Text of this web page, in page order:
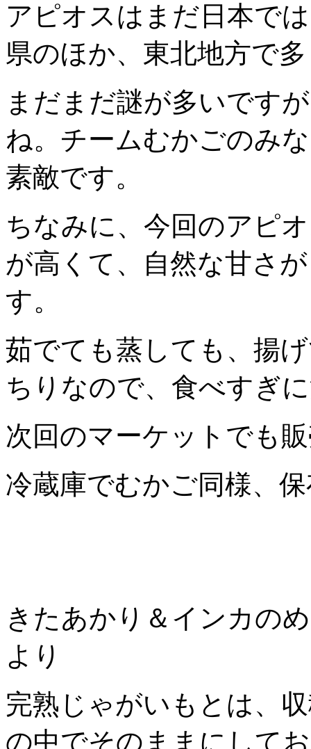
アピオスはまだ日本で
県のほか、東北地方で
まだまだ謎が多いです
ね。チームむかごのみ
素敵です。
ちなみに、今回のアピ
が高くて、自然な甘さ
す。
茹でても蒸しても、揚
ちりなので、食べすぎ
次回のマーケットでも
冷蔵庫でむかご同様、
きたあかり＆インカの
より
完熟じゃがいもとは、
の中でそのままにして